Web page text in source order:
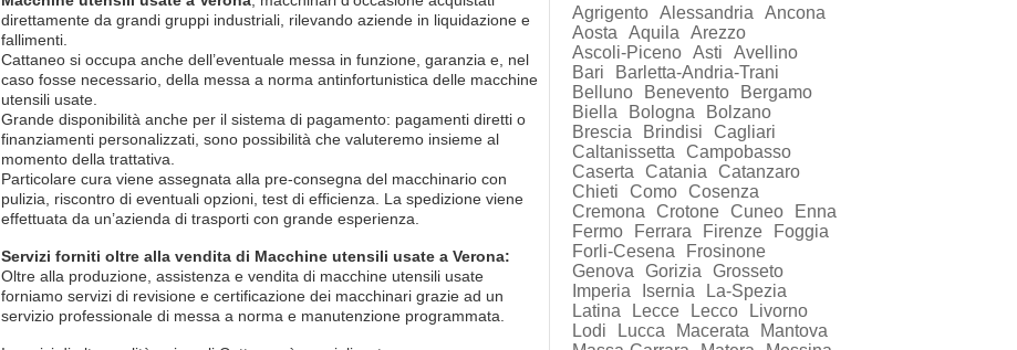
direttamente da grandi gruppi industriali, rilevando aziende in liquidazione e
fallimenti.
Cattaneo si occupa anche dell’eventuale messa in funzione, garanzia e, nel
caso fosse necessario, della messa a norma antinfortunistica delle macchine
utensili usate.
Grande disponibilità anche per il sistema di pagamento: pagamenti diretti o
finanziamenti personalizzati, sono possibilità che valuteremo insieme al
momento della trattativa.
Particolare cura viene assegnata alla pre-consegna del macchinario con
pulizia, riscontro di eventuali opzioni, test di efficienza. La spedizione viene
effettuata da un’azienda di trasporti con grande esperienza.
Servizi forniti oltre alla vendita di Macchine utensili usate a Verona:
Oltre alla produzione, assistenza e vendita di macchine utensili usate
forniamo servizi di revisione e certificazione dei macchinari grazie ad un
servizio professionale di messa a norma e manutenzione programmata.
Agrigento Alessandria
Ancona
Aosta
Aquila
Arezzo
Ascoli-Piceno Asti
Avellino
Bari
Barletta-Andria-Trani
Belluno
Benevento
Bergamo
Biella
Bologna
Bolzano
Brescia
Brindisi
Cagliari
Caltanissetta
Campobasso
Caserta
Catania
Catanzaro
Chieti
Como Cosenza
Cremona
Crotone Cuneo
Enna
Fermo
Ferrara Firenze
Foggia
Forli-Cesena
Frosinone
Genova
Gorizia
Grosseto
Imperia
Isernia
La-Spezia
Latina
Lecce Lecco
Livorno
Lodi
Lucca Macerata
Mantova